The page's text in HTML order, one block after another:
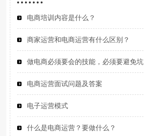
电商培训内容是什么？
商家运营和电商运营有什么区别？
做电商必须要会的技能，必须要避免坑
电商运营面试问题及答案
电子运营模式
什么是电商运营？要做什么？